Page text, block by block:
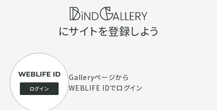
にサイトを登録しよう
Galleryページから
WEBLIFE IDでログイン